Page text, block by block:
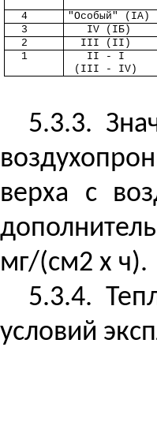
4
"Особый" ( IА)
3
IV ( IБ)
2
III (II)
1
II - I
(III - IV)
5.3.3.
верха с
мг/(см2 x ч).
5.3.4.
условий